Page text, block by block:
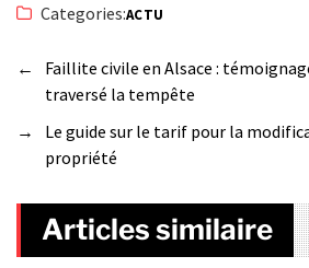
Categories:ACTU
←
Faillite civile en Alsace :
traversé la tempête
→
Le guide sur le tarif pour la
propriété
Articles similaire